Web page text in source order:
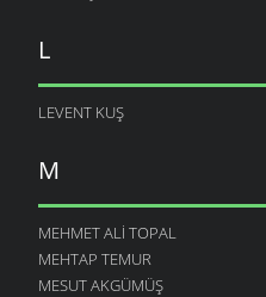
L
LEVENT KUŞ
M
MEHMET ALI TOPAL
MEHTAP TEMUR
MESUT AKGÜMÜŞ